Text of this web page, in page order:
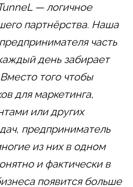
— логичное
партнёрства. Наша
часть
день забирает
того чтобы
для маркетинга,
или других
предприниматель
из них в одном
и фактически в
появится больше